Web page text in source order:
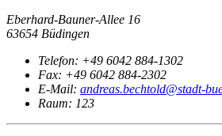
Eberhard-Bauner-Allee 16
63654 Büdingen
Telefon: +49 6042 884-1302
Fax: +49 6042 884-2302
E-Mail: andreas.bechtold@stadt-
Raum: 123